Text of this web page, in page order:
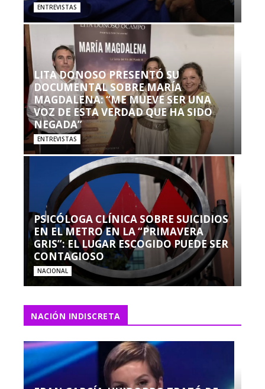
ENTREVISTAS
LITA DONOSO PRESENTÓ SU
DOCUMENTAL SOBRE MARÍA
MAGDALENA: “ME MUEVE SER UNA
VOZ DE ESTA VERDAD QUE HA SIDO
NEGADA”
ENTREVISTAS
PSICÓLOGA CLÍNICA SOBRE SUICIDIOS
EN EL METRO EN LA “PRIMAVERA
GRIS”: EL LUGAR ESCOGIDO PUEDE SER
CONTAGIOSO
NACIONAL
NACIÓN INDISCRETA